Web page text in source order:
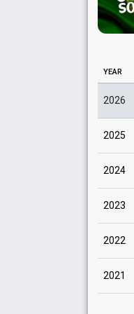
Place
Points
YEAR
2026
2025
2024
2023
2022
2021